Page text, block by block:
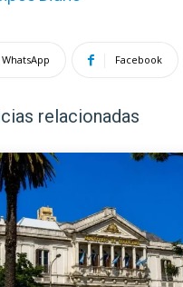
WhatsApp Facebook
relacionadas